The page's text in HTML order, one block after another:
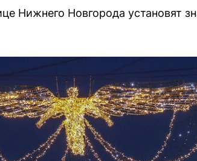
Нижнего Новгорода установят